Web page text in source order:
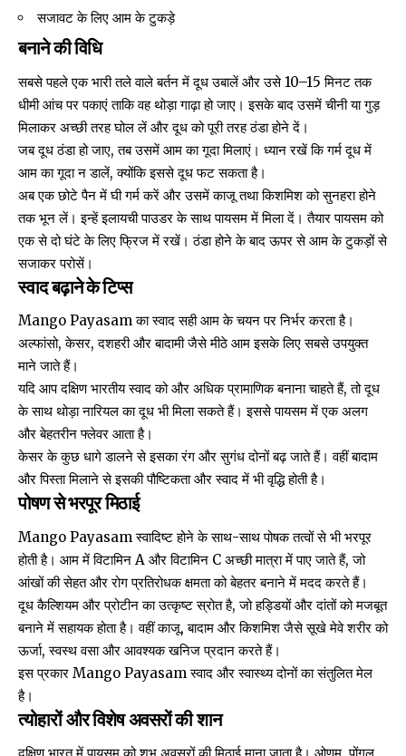
सजावट के लिए आम के टुकड़े
बनाने की विधि
सबसे पहले एक भारी तले वाले बर्तन में दूध उबालें और उसे 10–15 मिनट तक
धीमी आंच पर पकाएं ताकि वह थोड़ा गाढ़ा हो जाए। इसके बाद उसमें चीनी या गुड़
मिलाकर अच्छी तरह घोल लें और दूध को पूरी तरह ठंडा होने दें।
जब दूध ठंडा हो जाए, तब उसमें आम का गूदा मिलाएं। ध्यान रखें कि गर्म दूध में
आम का गूदा न डालें, क्योंकि इससे दूध फट सकता है।
अब एक छोटे पैन में घी गर्म करें और उसमें काजू तथा किशमिश को सुनहरा होने
तक भून लें। इन्हें इलायची पाउडर के साथ पायसम में मिला दें। तैयार पायसम को
एक से दो घंटे के लिए फ्रिज में रखें। ठंडा होने के बाद ऊपर से आम के टुकड़ों से
सजाकर परोसें।
स्वाद बढ़ाने के टिप्स
Mango Payasam का स्वाद सही आम के चयन पर निर्भर करता है।
अल्फांसो, केसर, दशहरी और बादामी जैसे मीठे आम इसके लिए सबसे उपयुक्त
माने जाते हैं।
यदि आप दक्षिण भारतीय स्वाद को और अधिक प्रामाणिक बनाना चाहते हैं, तो दूध
के साथ थोड़ा नारियल का दूध भी मिला सकते हैं। इससे पायसम में एक अलग
और बेहतरीन फ्लेवर आता है।
केसर के कुछ धागे डालने से इसका रंग और सुगंध दोनों बढ़ जाते हैं। वहीं बादाम
और पिस्ता मिलाने से इसकी पौष्टिकता और स्वाद में भी वृद्धि होती है।
पोषण से भरपूर मिठाई
Mango Payasam स्वादिष्ट होने के साथ-साथ पोषक तत्वों से भी भरपूर
होती है। आम में विटामिन A और विटामिन C अच्छी मात्रा में पाए जाते हैं, जो
आंखों की सेहत और रोग प्रतिरोधक क्षमता को बेहतर बनाने में मदद करते हैं।
दूध कैल्शियम और प्रोटीन का उत्कृष्ट स्रोत है, जो हड्डियों और दांतों को मजबूत
बनाने में सहायक होता है। वहीं काजू, बादाम और किशमिश जैसे सूखे मेवे शरीर को
ऊर्जा, स्वस्थ वसा और आवश्यक खनिज प्रदान करते हैं।
इस प्रकार Mango Payasam स्वाद और स्वास्थ्य दोनों का संतुलित मेल
है।
त्योहारों और विशेष अवसरों की शान